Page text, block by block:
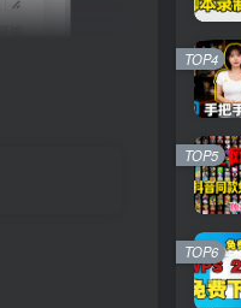
TOP4
TOP5
TOP6